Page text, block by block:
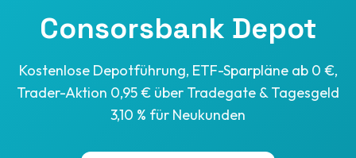
Consorsbank Depot
Kostenlose Depotführung, ETF-Sparpläne ab 0 €,
Trader-Aktion 0,95 € über Tradegate & Tagesgeld
3,10 % für Neukunden